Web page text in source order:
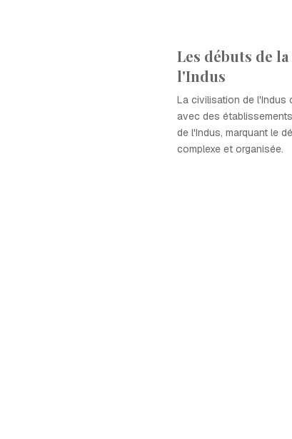
Les débuts de
l'Indus
La civilisation de l'Indus
avec des
de l'Indus, marquant le
complexe et organisée.